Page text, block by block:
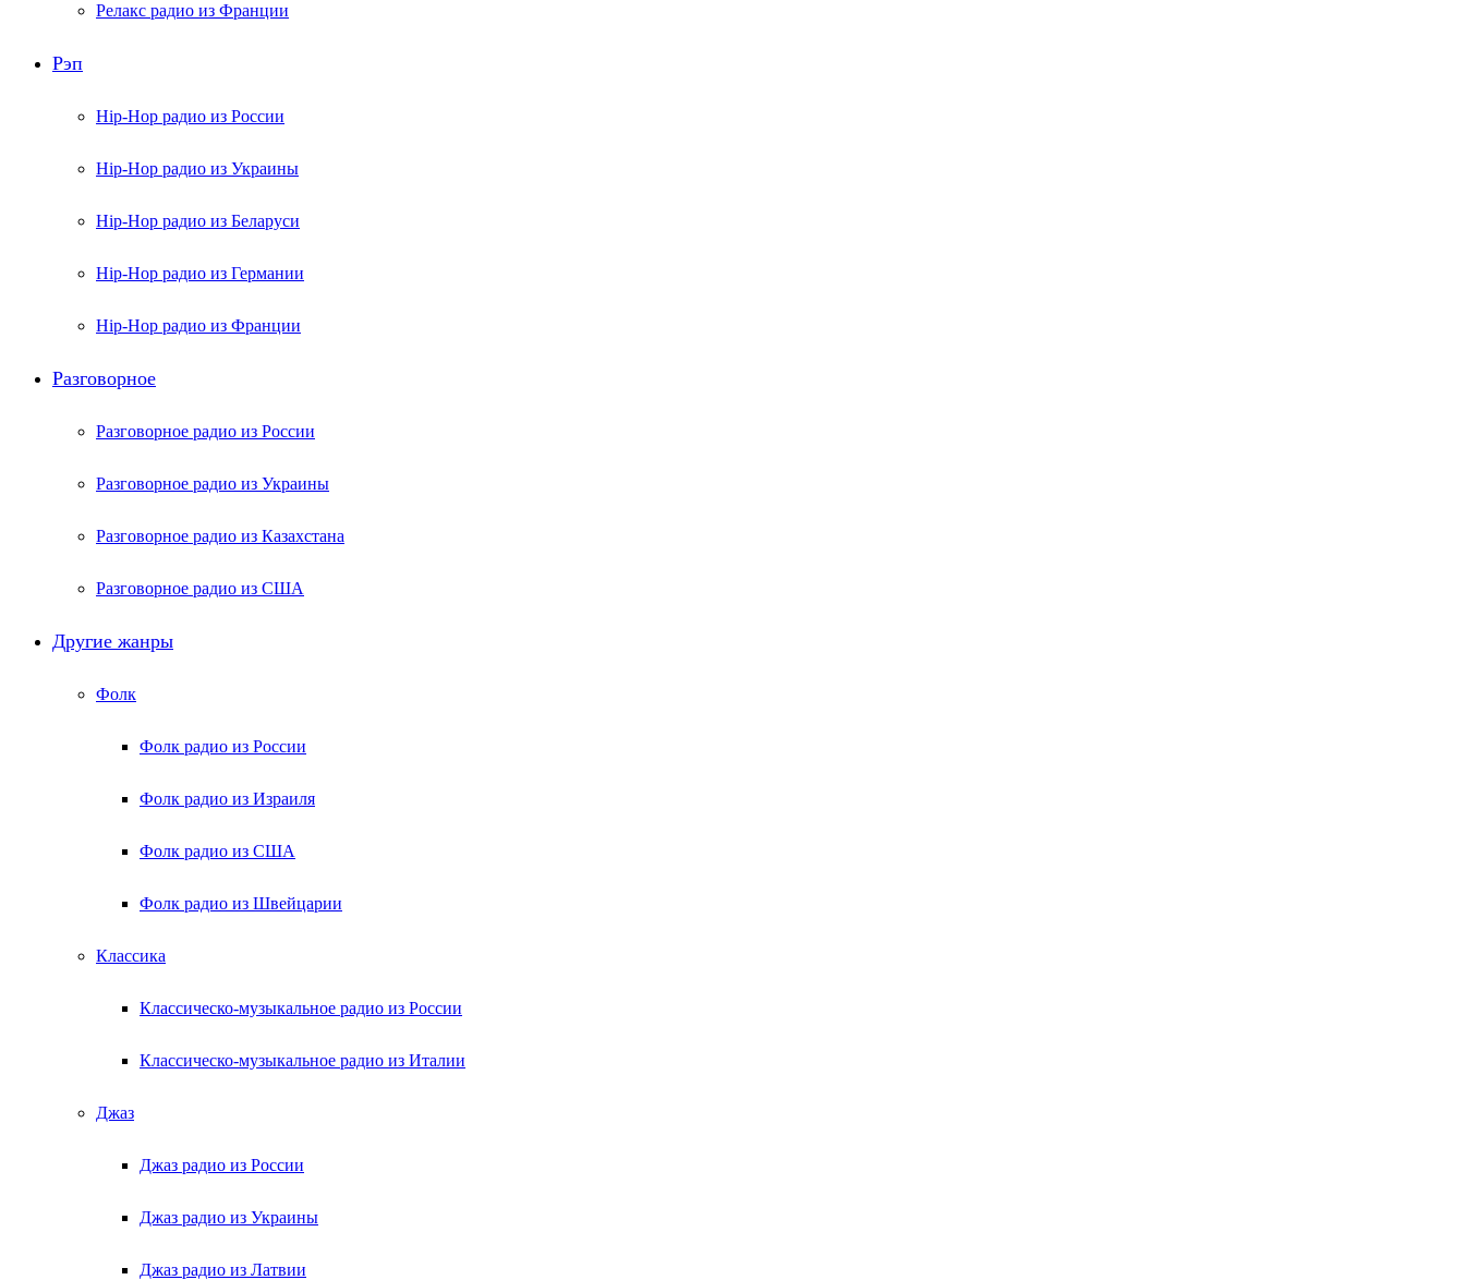
Релакс радио из Франции
Рэп
Hip-Hop радио из России
Hip-Hop радио из Украины
Hip-Hop радио из Беларуси
Hip-Hop радио из Германии
Hip-Hop радио из Франции
Разговорное
Разговорное радио из России
Разговорное радио из Украины
Разговорное радио из Казахстана
Разговорное радио из США
Другие жанры
Фолк
Фолк радио из России
Фолк радио из Израиля
Фолк радио из США
Фолк радио из Швейцарии
Классика
Классическо-музыкальное радио из России
Классическо-музыкальное радио из Италии
Джаз
Джаз радио из России
Джаз радио из Украины
Джаз радио из Латвии